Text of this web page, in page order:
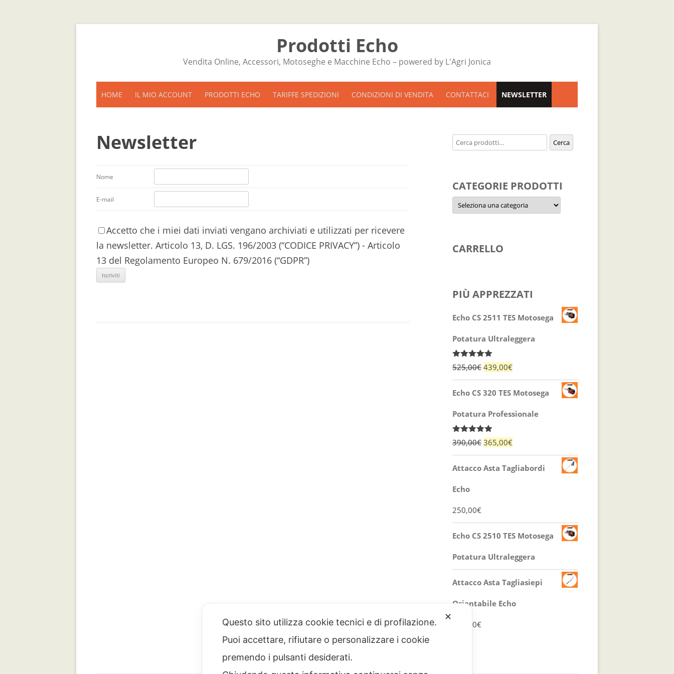
Prodotti Echo
Vendita Online, Accessori, Motoseghe e Macchine Echo – powered by L'Agri Jonica
Skip to content
HOME IL MIO ACCOUNT
CASSA
PRODOTTI ECHO TARIFFE SPEDIZIONI CONDIZIONI DI VENDITA CONTATTACI NEWSLETTER
Newsletter
Nome
E-mail
Accetto che i miei dati inviati vengano archiviati e utilizzati per ricevere
la newsletter. Articolo 13, D. LGS. 196/2003 (“CODICE PRIVACY”) - Articolo
13 del Regolamento Europeo N. 679/2016 (“GDPR”)
Cerca: Cerca
CATEGORIE PRODOTTI
CARRELLO
PIÙ APPREZZATI
Echo CS 2511 TES Motosega
Potatura Ultraleggera
Valutato
5.00su 5
525,00€ Il
originale
era:
525,00€.
439,00€Il
attuale
439,00€.
Echo CS 320 TES Motosega
Potatura Professionale
Valutato
5.00su 5
390,00€ Il
390,00€.
365,00€Il
prezzo
365,00€.
Attacco Asta Tagliabordi
Echo
250,00€
Echo CS 2510 TES Motosega
Potatura Ultraleggera
Attacco Asta Tagliasiepi
Orientabile Echo
475,00€
✕
Questo sito utilizza cookie tecnici e di profilazione.
Puoi accettare, rifiutare o personalizzare i cookie
premendo i pulsanti desiderati.